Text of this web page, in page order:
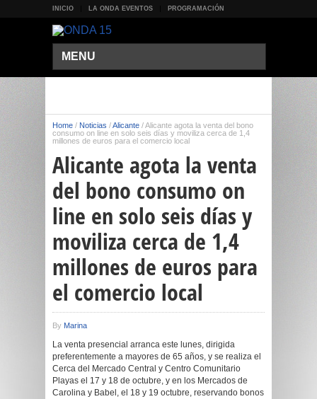
INICIO LA ONDA EVENTOS PROGRAMACIÓN
MENU
Home / Noticias /Alicante /Alicante agota la venta del bono
consumo on line en solo seis días y moviliza cerca de 1,4
millones de euros para el comercio local
Alicante agota la venta
del bono consumo on
line en solo seis días y
moviliza cerca de 1,4
millones de euros para
el comercio local
By Marina
La venta presencial arranca este lunes, dirigida
preferentemente a mayores de 65 años, y se realiza el
Cerca del Mercado Central y Centro Comunitario
Playas el 17 y 18 de octubre, y en los Mercados de
Carolina y Babel, el 18 y 19 octubre, reservando bonos